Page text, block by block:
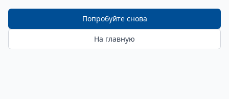
Попробуйте снова
На главную